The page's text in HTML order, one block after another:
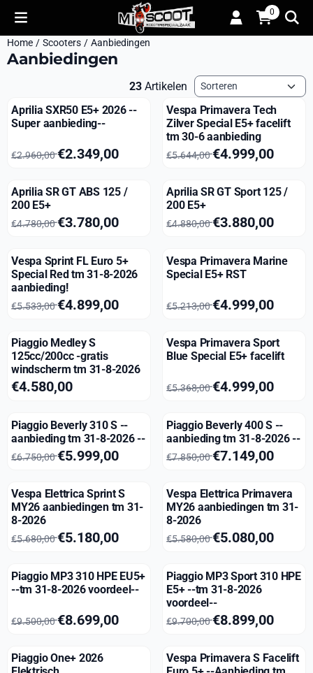
Cookievoorkeuren zijn momenteel gesloten. 0
Home / Scooters / Aanbiedingen
Aanbiedingen
23 Artikelen Sorteermethode
Aprilia SXR50 E5+ 2026 --
Super aanbieding--
Van 2 960,00 voor 2 349,00
€2.960,00€2.349,00
Vespa Primavera Tech
Zilver Special E5+ facelift
tm 30-6 aanbieding
Van 5 644,00 voor 4 999,00
€5.644,00€4.999,00
Aprilia SR GT ABS 125 /
200 E5+
Van 4 780,00 voor 3 780,00
€4.780,00€3.780,00
Aprilia SR GT Sport 125 /
200 E5+
Van 4 880,00 voor 3 880,00
€4.880,00€3.880,00
Vespa Sprint FL Euro 5+
Special Red tm 31-8-2026
aanbieding!
Van 5 533,00 voor 4 899,00
€5.533,00€4.899,00
Vespa Primavera Marine
Special E5+ RST
Van 5 213,00 voor 4 999,00
€5.213,00€4.999,00
Piaggio Medley S
125cc/200cc -gratis
windscherm tm 31-8-2026
Prijs: 4 580,00
€4.580,00
Vespa Primavera Sport
Blue Special E5+ facelift
Van 5 368,00 voor 4 999,00
€5.368,00€4.999,00
Piaggio Beverly 310 S --
aanbieding tm 31-8-2026 --
Van 6 750,00 voor 5 999,00
€6.750,00€5.999,00
Piaggio Beverly 400 S --
aanbieding tm 31-8-2026 --
Van 7 850,00 voor 7 149,00
€7.850,00€7.149,00
Vespa Elettrica Sprint S
MY26 aanbiedingen tm 31-
8-2026
Van 5 680,00 voor 5 180,00
€5.680,00€5.180,00
Vespa Elettrica Primavera
MY26 aanbiedingen tm 31-
8-2026
Van 5 580,00 voor 5 080,00
€5.580,00€5.080,00
Piaggio MP3 310 HPE EU5+
--tm 31-8-2026 voordeel--
Van 9 500,00 voor 8 699,00
€9.500,00€8.699,00
Piaggio MP3 Sport 310 HPE
E5+ --tm 31-8-2026
voordeel--
Van 9 700,00 voor 8 899,00
€9.700,00€8.899,00
Piaggio One+ 2026
Vespa Primavera S Facelift